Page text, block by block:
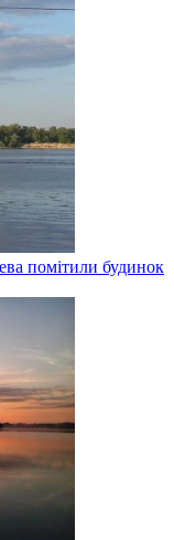
помітили будинок